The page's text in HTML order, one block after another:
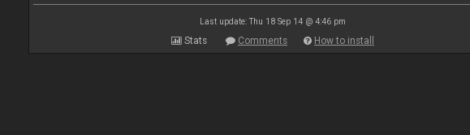
Last update: Thu 18 Sep 14 @ 4:46 pm
Stats Comments How to install